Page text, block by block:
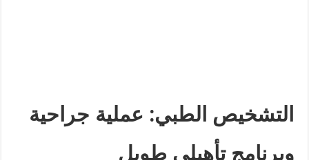
التشخيص الطبي: عملية جراحية
وبرنامج تأهيلي طويل